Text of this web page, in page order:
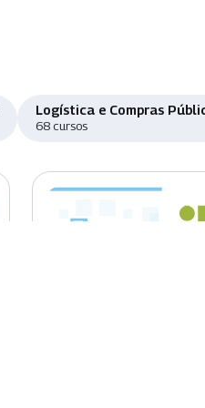
Logística e Compras
68 cursos